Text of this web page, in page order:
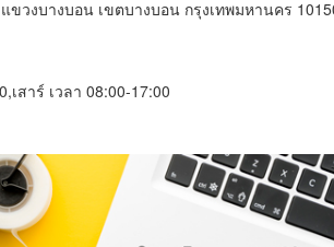
ขวงบางบอน เขตบางบอน กรุงเทพมหานคร
เสาร์ เวลา 08:00-17:00